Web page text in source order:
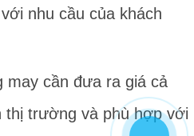
nhu cầu của khách
cần đưa ra giá cả
thị trường và phù hợp với